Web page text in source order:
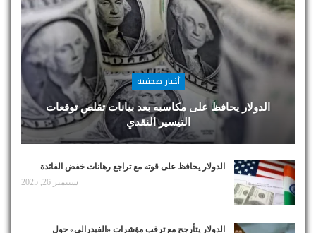
أخبار صحفية
الدولار يحافظ على مكاسبه بعد بيانات تقلص توقعات
التيسير النقدي
الدولار يحافظ على قوته مع تراجع رهانات خفض الفائدة
سبتمبر 26, 2025
الدولار يتأرجح مع ترقب مؤشرات «الفيدرالي» حول